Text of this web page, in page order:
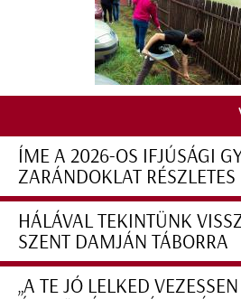
ÍME A 2026-OS IFJÚSÁGI
ZARÁNDOKLAT
HÁLÁVAL TEKINTÜNK
SZENT DAMJÁN TÁBORRA
„A TE JÓ LELKED